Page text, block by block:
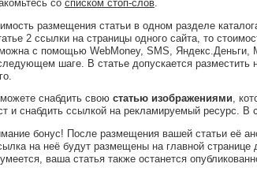
со списком стоп-слов
размещения статьи в одном разделе
2 ссылки на страницы одного сайта, то
с помощью WebMoney, SMS, Яндекс.Деньги,
шаге. В статье допускается
снабдить свою статью изображениями,
и снабдить ссылкой на рекламируемый ресурс. В
бонус! После размещения вашей статьи её
на неё будут размещены на главной
ваша статья также останется